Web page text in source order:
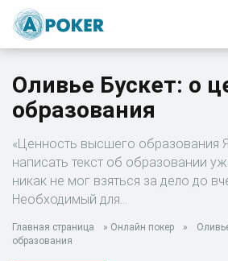
Оливье Бускет: о
образования
«Ценность высшего образования
написать текст об образовании
никак не мог взяться за дело до
Необходимый для…
Главная страница » Онлайн покер »
образования